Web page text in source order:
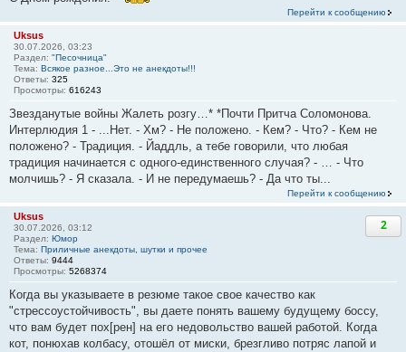
Перейти к сообщению
Uksus
30.07.2026, 03:23
Раздел: "Песочница"
Тема: Всякое разное...Это не анекдоты!!!
Ответы: 325
Просмотры: 616243
Звезданутые войны Жалеть розгу…* *Почти Притча Соломонова.
Интерлюдия 1 - ...Нет. - Хм? - Не положено. - Кем? - Что? - Кем не
положено? - Традиция. - Йаддль, а тебе говорили, что любая
традиция начинается с одного-единственного случая? - … - Что
молчишь? - Я сказала. - И не передумаешь? - Да что ты...
Перейти к сообщению
Uksus
30.07.2026, 03:12
Раздел: Юмор
Тема: Приличные анекдоты, шутки и прочее
Ответы: 9444
Просмотры: 5268374
2
Когда вы указываете в резюме такое свое качество как
"стрессоустойчивость", вы даете понять вашему будущему боссу,
что вам будет пох[рен] на его недовольство вашей работой. Когда
кот, понюхав колбасу, отошёл от миски, брезгливо потряс лапой и